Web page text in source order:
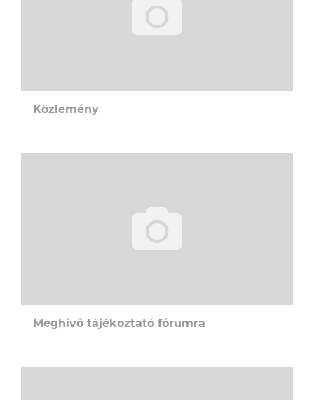
Közlemény
Meghívó tájékoztató fórumra